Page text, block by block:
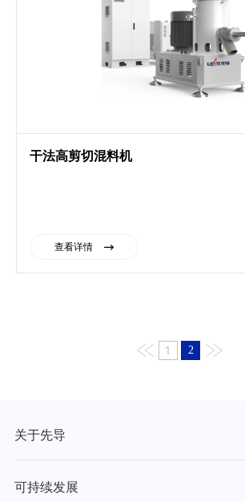
干法高剪切混料机
查看详情
1 2
关于先导
可持续发展